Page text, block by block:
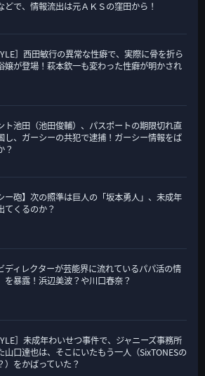
どで、情報流出は元ＡＫＳの窪田から！
］西田敏行の異常な性癖で、実際に骨を折ら
嬢が登場！萩本欽一も変わった性癖が明かされ
ト池田（池田俊輔）、パスポートの期限切れ直
し、ガーシーの共犯で逮捕！ガーシー情報をば
？
ー砲】次の照準は巨人の「坂本勇人」、未成年
てくるのか？
ディレクターが芸能界に流れているパパ活の情
を暴露！浜辺美波？や川口春奈？
］未成年わいせつ事件で、ジャニーズ事務所
山口達也は、そこにいたもう一人（SixTONESの
）をかばっていた？